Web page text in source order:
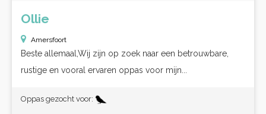
Ollie
Amersfoort
Beste allemaal,Wij zijn op zoek naar een betrouwbare,
rustige en vooral ervaren oppas voor mijn...
Oppas gezocht voor: